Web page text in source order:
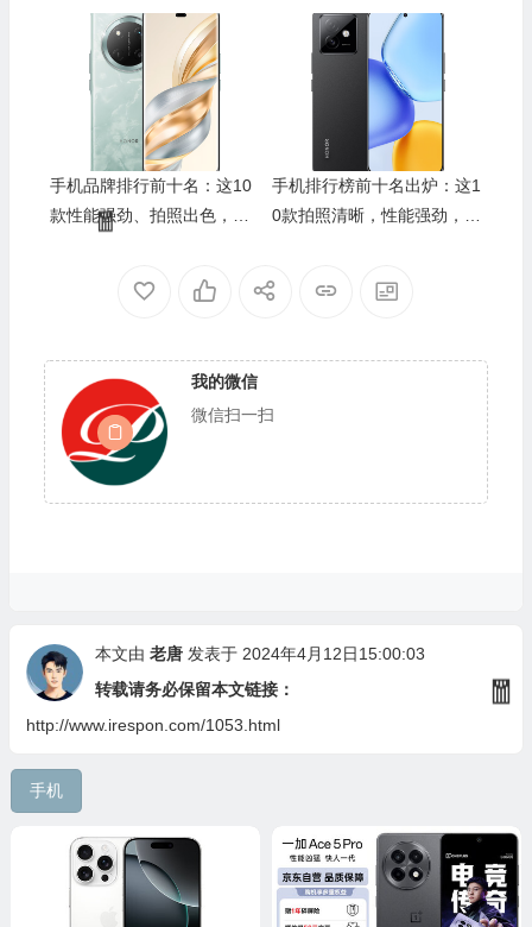
��器，使用体验绝对满意
劲，值得入手
手机品牌排行前十名：这10
款性能强劲、拍照出色，值
手机排行榜前十名出炉：这1
0款拍照清晰，性能强劲，值
我的微信
微信扫一扫
本文由 老唐发表于 2024年4月12日15:00:03
转载请务必保留本文链接：
http://www.irespon.com/1053.html
手机
💰